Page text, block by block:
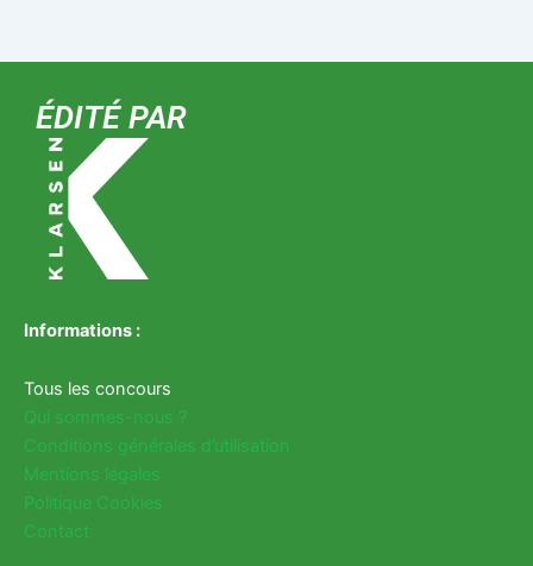
ÉDITÉ PAR
Informations :
Tous les concours
Qui sommes-nous ?
Conditions générales d’utilisation
Mentions légales
Politique Cookies
Contact